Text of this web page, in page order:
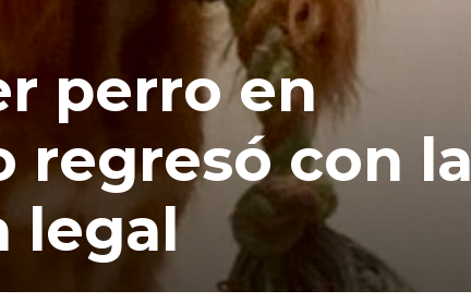
perro en
regresó con la
legal